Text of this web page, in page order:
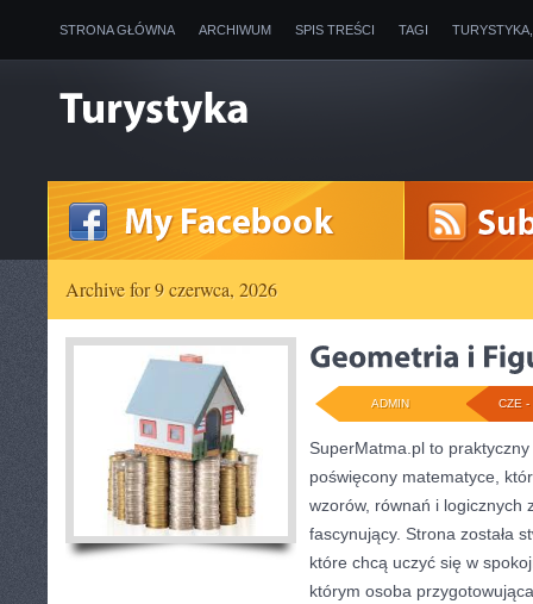
STRONA GŁÓWNA ARCHIWUM SPIS TREŚCI TAGI
Archive for 9 czerwca, 2026
CZE -
ADMIN
SuperMatma.pl to
poświęcony matematyce,
wzorów, równań i logicznych
fascynujący. Strona została
które chcą uczyć się w
którym osoba